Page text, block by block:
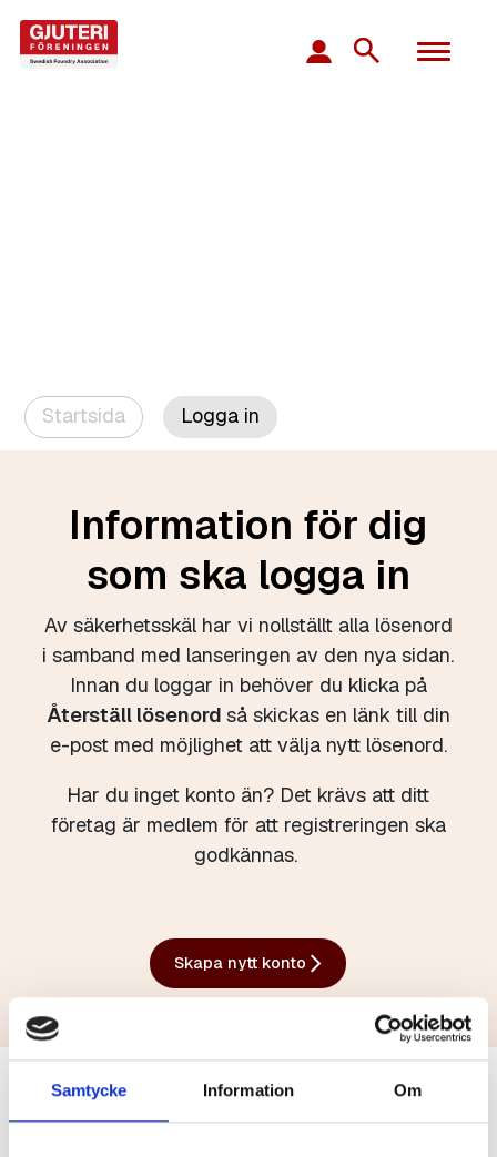
Samtycke Information Om
Startsida Logga in
Information för dig
som ska logga in
Av säkerhetsskäl har vi nollställt alla lösenord
i samband med lanseringen av den nya sidan.
Innan du loggar in behöver du klicka på
Återställ lösenord så skickas en länk till din
e-post med möjlighet att välja nytt lösenord.
Har du inget konto än? Det krävs att ditt
företag är medlem för att registreringen ska
godkännas.
Skapa nytt konto
Logga in